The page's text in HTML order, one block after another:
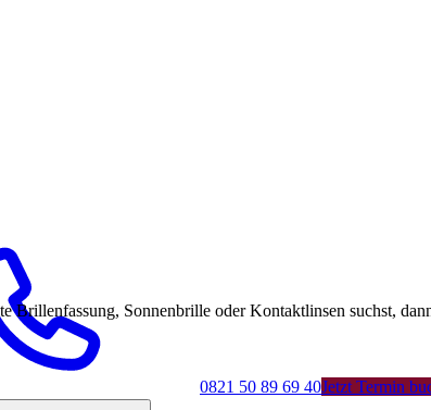
0821 50 89 69 40Jetzt Termin
Sonnenbrille oder Kontaktlinsen suchst,